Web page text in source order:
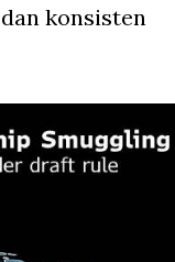
konsisten